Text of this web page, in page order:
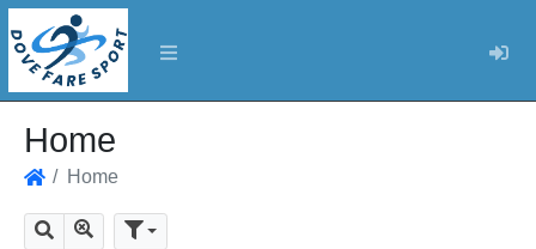
Home
Home
Cerca Mostra tutti i risultati
Parametri di ricerca